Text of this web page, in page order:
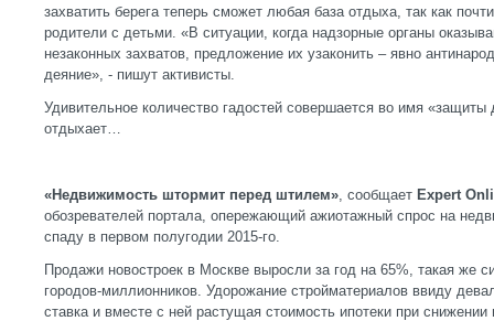
захватить берега теперь сможет любая база отдыха, так как
родители с детьми. «В ситуации, когда надзорные органы
незаконных захватов, предложение их узаконить – явно
деяние», - пишут активисты.
Удивительное количество гадостей совершается во имя
отдыхает…
«Недвижимость штормит перед штилем», сообщает Expert
обозревателей портала, опережающий ажиотажный спрос на
спаду в первом полугодии 2015-го.
Продажи новостроек в Москве выросли за год на 65%, такая же
городов-миллионников. Удорожание стройматериалов ввиду
ставка и вместе с ней растущая стоимость ипотеки при снижении